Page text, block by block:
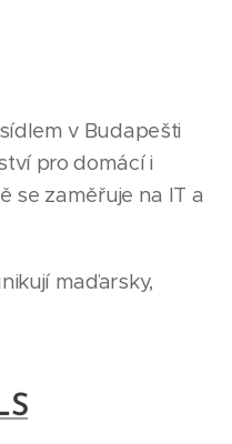
v Budapešti
pro domácí i
se zaměřuje na IT a
maďarsky,